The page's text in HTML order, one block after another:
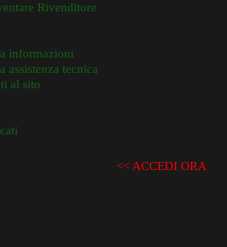
Rivenditore
informazioni
assistenza tecnica
al sito
<< ACCEDI ORA